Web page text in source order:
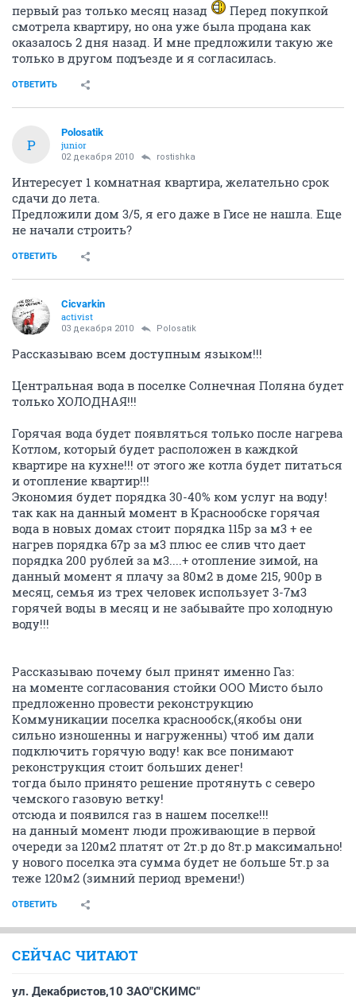
первый раз только месяц назад
Перед покупкой
смотрела квартиру, но она уже была продана как
оказалось 2 дня назад. И мне предложили такую же
только в другом подъезде и я согласилась.
ОТВЕТИТЬ
P
Polosatik
junior
02 декабря 2010 rostishka
Интересует 1 комнатная квартира, желательно срок
сдачи до лета.
Предложили дом 3/5, я его даже в Гисе не нашла. Еще
не начали строить?
ОТВЕТИТЬ
Cicvarkin
activist
03 декабря 2010 Polosatik
Рассказываю всем доступным языком!!!
Центральная вода в поселке Солнечная Поляна будет
только ХОЛОДНАЯ!!!
Горячая вода будет появляться только после нагрева
Котлом, который будет расположен в каждкой
квартире на кухне!!! от этого же котла будет питаться
и отопление квартир!!!
Экономия будет порядка 30-40% ком услуг на воду!
так как на данный момент в Краснообске горячая
вода в новых домах стоит порядка 115р за м3 + ее
нагрев порядка 67р за м3 плюс ее слив что дает
порядка 200 рублей за м3....+ отопление зимой, на
данный момент я плачу за 80м2 в доме 215, 900р в
месяц, семья из трех человек использует 3-7м3
горячей воды в месяц и не забывайте про холодную
воду!!!
Рассказываю почему был принят именно Газ:
на моменте согласования стойки ООО Мисто было
предложенно провести реконструкцию
Коммуникации поселка краснообск,(якобы они
сильно изношенны и нагруженны) чтоб им дали
подключить горячую воду! как все понимают
реконструкция стоит больших денег!
тогда было принято решение протянуть с северо
чемского газовую ветку!
отсюда и появился газ в нашем поселке!!!
на данный момент люди проживающие в первой
очереди за 120м2 платят от 2т.р до 8т.р максимально!
у нового поселка эта сумма будет не больше 5т.р за
теже 120м2 (зимний период времени!)
ОТВЕТИТЬ
СЕЙЧАС ЧИТАЮТ
ул. Декабристов,10 ЗАО"СКИМС"